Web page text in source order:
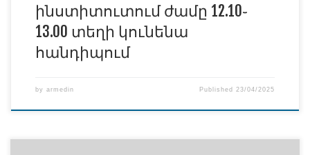
ինստիտուտում ժամը 12.10֊
13.00 տեղի կունենա
հանդիպում
by armedin Published23/04/2025